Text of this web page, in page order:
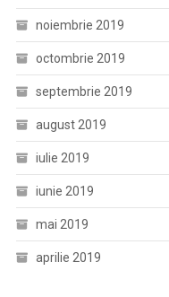
noiembrie 2019
octombrie 2019
septembrie 2019
august 2019
iulie 2019
iunie 2019
mai 2019
aprilie 2019